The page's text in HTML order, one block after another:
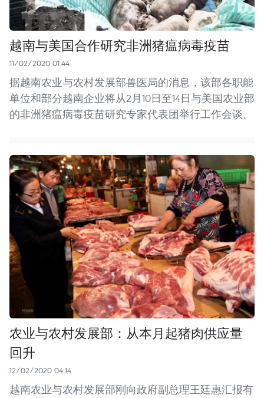
越南与美国合作研究非洲猪瘟病毒疫苗
11/02/2020 01:44
据越南农业与农村发展部兽医局的消息，该部各职能
单位和部分越南企业将从2月10日至14日与美国农业部
的非洲猪瘟病毒疫苗研究专家代表团举行工作会谈。
农业与农村发展部：从本月起猪肉供应量
回升
12/02/2020 04:14
越南农业与农村发展部刚向政府副总理王廷惠汇报有